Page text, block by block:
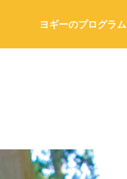
ヨギーのプログラム